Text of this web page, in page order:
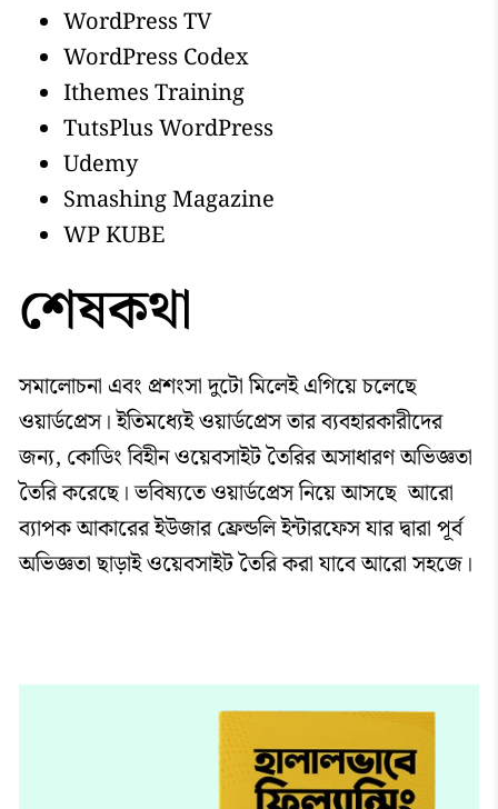
WordPress TV
WordPress Codex
Ithemes Training
TutsPlus WordPress
Udemy
Smashing Magazine
WP KUBE
শেষকথা
সমালোচনা এবং প্রশংসা দুটো মিলেই এগিয়ে চলেছে
ওয়ার্ডপ্রেস। ইতিমধ্যেই ওয়ার্ডপ্রেস তার ব্যবহারকারীদের
জন্য, কোডিং বিহীন ওয়েবসাইট তৈরির অসাধারণ অভিজ্ঞতা
তৈরি করেছে। ভবিষ্যতে ওয়ার্ডপ্রেস নিয়ে আসছে আরো
ব্যাপক আকারের ইউজার ফ্রেন্ডলি ইন্টারফেস যার দ্বারা পূর্ব
অভিজ্ঞতা ছাড়াই ওয়েবসাইট তৈরি করা যাবে আরো সহজে।